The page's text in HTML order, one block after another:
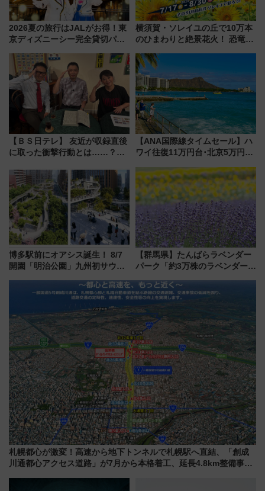
2026夏の旅行はJALがお得！東
京ディズニーシー完全貸切パー
ーン始まる 条件は「夏の国内
線に2回搭乗」
横須賀・ソレイユの丘で10万本
のひまわりと絶景花火！ 恐竜や
帰りお出かけ最新情報（2026年
7月17日～開催）
【ＢＳ日テレ】 友近が収録直後
に取った衝撃行動とは……？
で極上の夏祭り鉄道旅を放送
【ANA国際線タイムセール】ハ
ワイ往復11万円台･北京5万円台
来春のGW旅行まで狙える激ア
ツ路線まとめ（8/10まで）
博多駅前にオアシス誕生！ 8/7
開園「明治公園」九州初サウナ
品グルメ登場で駅前の過ごし方
【群馬県】たんばらラベンダー
パーク「約3万株のラベンダー」
で都心から約1時間半で夏の絶景
を！
札幌都心が激変！高速から地下トンネルで札幌駅へ直結、「創成
川通都心アクセス道路」が7月から本格着工、延長4.8km整備事業